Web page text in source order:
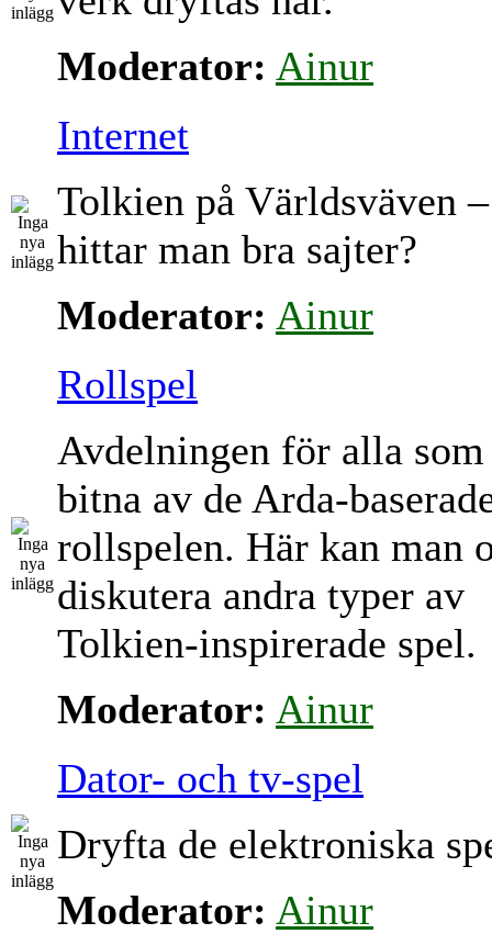
Moderator: Ainur
Internet
Tolkien på Världsväven
hittar man bra sajter?
Moderator: Ainur
Rollspel
Avdelningen för alla
bitna av de Arda-
rollspelen. Här kan man
diskutera andra typer av
Tolkien-inspirerade spel.
Moderator: Ainur
Dator- och tv-spel
Dryfta de elektroniska
Moderator: Ainur